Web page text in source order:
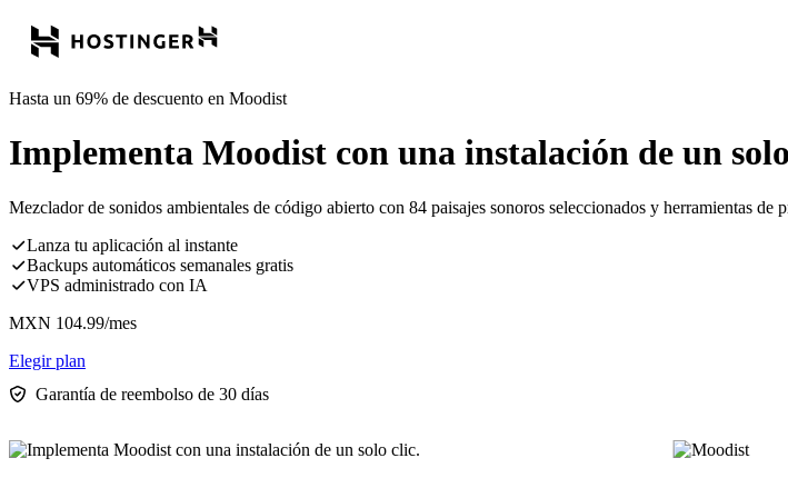
Hasta un 69% de descuento en Moodist
Implementa Moodist con una instalación de un
Mezclador de sonidos ambientales de código abierto con 84 paisajes sonoros seleccionados y herramientas
Lanza tu aplicación al instante
Backups automáticos semanales gratis
VPS administrado con IA
MXN 104.99/mes
Elegir plan
Garantía de reembolso de 30 días